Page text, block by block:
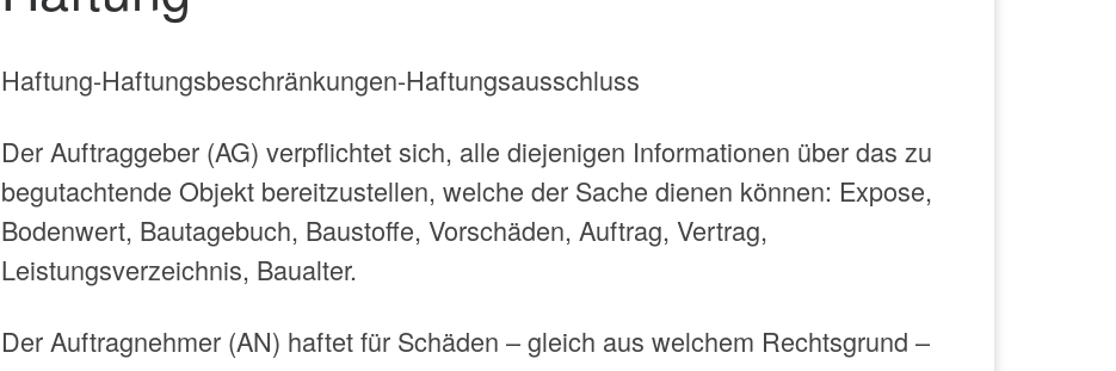
Haftung-Haftungsbeschränkungen-Haftungsausschluss
Der Auftraggeber (AG) verpflichtet sich, alle diejenigen Informationen über das zu
begutachtende Objekt bereitzustellen, welche der Sache dienen können: Expose,
Bodenwert, Bautagebuch, Baustoffe, Vorschäden, Auftrag, Vertrag,
Leistungsverzeichnis, Baualter.
Der Auftragnehmer (AN) haftet für Schäden – gleich aus welchem Rechtsgrund –